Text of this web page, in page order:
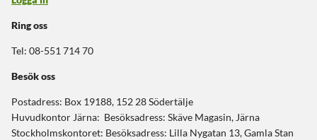
Ring oss
Tel: 08-551 714 70
Besök oss
Postadress: Box 19188, 152 28 Södertälje
Huvudkontor Järna: Besöksadress: Skäve Magasin, Järna
Stockholmskontoret: Besöksadress: Lilla Nygatan 13, Gamla Stan